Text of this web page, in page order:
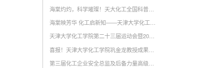
海棠灼灼，科学璀璨！天大化工全国科普教育基地“嗨翻”南开中学...
天津大学化工学院第二十三届运动会暨2026年师生体育文化节盛大启...
喜报！天津大学化工学院巩金龙教授成果成功入选“2025年度中国重...
第三届化工企业安全总监及后备力量高级研修班第四次集中学习顺利举办